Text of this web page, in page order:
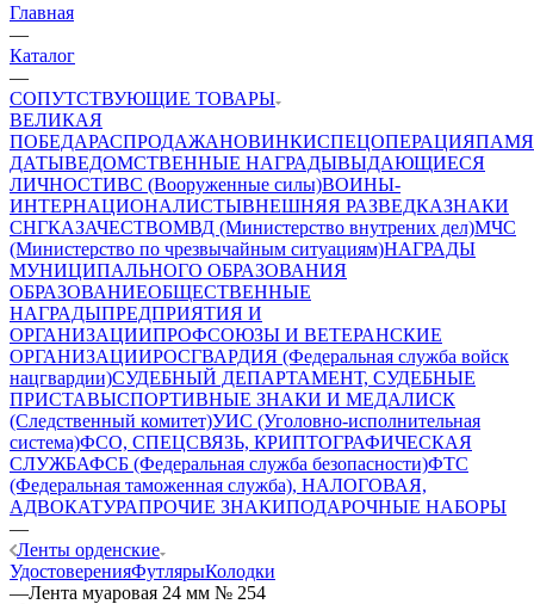
Главная
—
Каталог
—
СОПУТСТВУЮЩИЕ ТОВАРЫ
ВЕЛИКАЯ
ПОБЕДАРАСПРОДАЖАНОВИНКИСПЕЦОПЕРАЦИЯ
ДАТЫВЕДОМСТВЕННЫЕ НАГРАДЫВЫДАЮЩИЕСЯ
ЛИЧНОСТИВС (Вооруженные силы)ВОИНЫ-
ИНТЕРНАЦИОНАЛИСТЫВНЕШНЯЯ РАЗВЕДКАЗНАКИ
СНГКАЗАЧЕСТВОМВД (Министерство внутрених дел)МЧС
(Министерство по чрезвычайным ситуациям)НАГРАДЫ
МУНИЦИПАЛЬНОГО ОБРАЗОВАНИЯ
ОБРАЗОВАНИЕОБЩЕСТВЕННЫЕ
НАГРАДЫПРЕДПРИЯТИЯ И
ОРГАНИЗАЦИИПРОФСОЮЗЫ И ВЕТЕРАНСКИЕ
ОРГАНИЗАЦИИРОСГВАРДИЯ (Федеральная служба войск
нацгвардии)СУДЕБНЫЙ ДЕПАРТАМЕНТ, СУДЕБНЫЕ
ПРИСТАВЫСПОРТИВНЫЕ ЗНАКИ И МЕДАЛИСК
(Следственный комитет)УИС (Уголовно-исполнительная
система)ФСО, СПЕЦСВЯЗЬ, КРИПТОГРАФИЧЕСКАЯ
СЛУЖБАФСБ (Федеральная служба безопасности)ФТС
(Федеральная таможенная служба), НАЛОГОВАЯ,
АДВОКАТУРАПРОЧИЕ ЗНАКИПОДАРОЧНЫЕ НАБОРЫ
—
Ленты орденские
УдостоверенияФутлярыКолодки
—Лента муаровая 24 мм № 254